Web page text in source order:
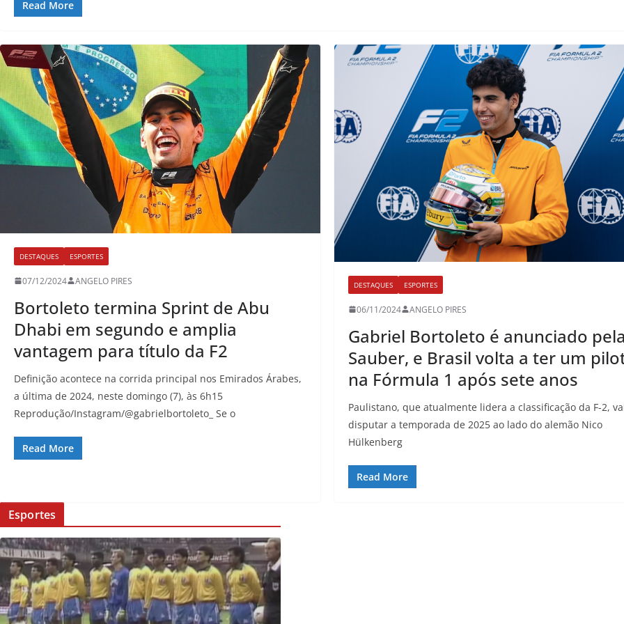
Read More
DESTAQUES ESPORTES
07/12/2024 ANGELO PIRES
Bortoleto termina Sprint de Abu
Dhabi em segundo e amplia
vantagem para título da F2
Definição acontece na corrida principal nos Emirados Árabes,
a última de 2024, neste domingo (7), às 6h15
Reprodução/Instagram/@gabrielbortoleto_ Se o
Read More
DESTAQUES ESPORTES
06/11/2024 ANGELO PIRES
Gabriel Bortoleto é anunciado pela
Sauber, e Brasil volta a ter um
na Fórmula 1 após sete anos
Paulistano, que atualmente lidera a classificação da F-2,
disputar a temporada de 2025 ao lado do alemão Nico
Hülkenberg
Read More
Esportes